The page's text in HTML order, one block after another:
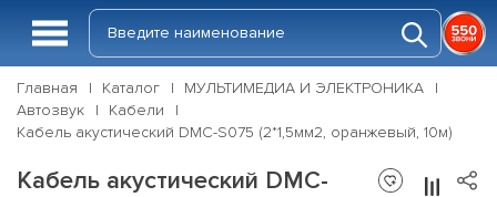
Главная Каталог
МУЛЬТИМЕДИА И ЭЛЕКТРОНИКА
Автозвук
Кабели
Кабель акустический DMC-S075 (2*1,5мм2, оранжевый, 10м)
Кабель акустический DMC-